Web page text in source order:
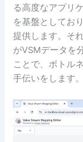
る高度なアプリ
を基盤としてお
提供します。そ
がVSMデータを
ことで、ボトル
手伝いをします。